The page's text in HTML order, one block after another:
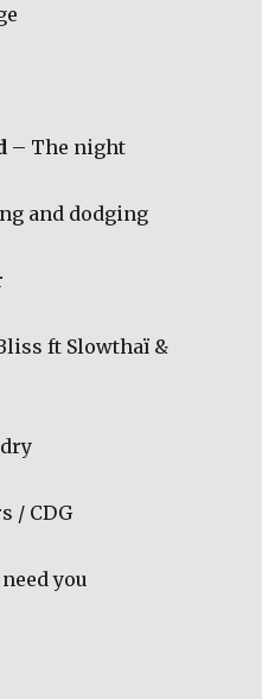
– The night
and dodging
ft Slowthaï &
/ CDG
you